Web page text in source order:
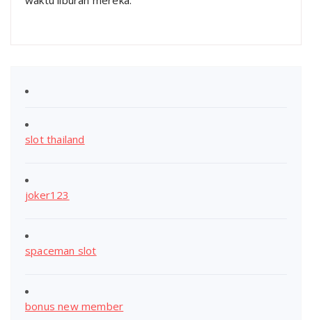
slot thailand
joker123
spaceman slot
bonus new member